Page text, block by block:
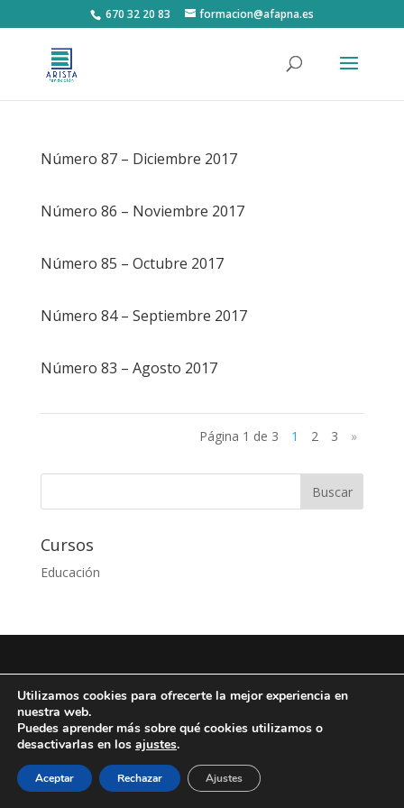
670 32 20 83 formacion@afapna.es
Número 87 – Diciembre 2017
Número 86 – Noviembre 2017
Número 85 – Octubre 2017
Número 84 – Septiembre 2017
Número 83 – Agosto 2017
Página 1 de 3 1 2 3 »
Cursos
Educación
Fundación Arista -Aviso Legal- Política de
privacidad-Política de Cookies
Utilizamos cookies para ofrecerte la mejor experiencia en
nuestra web.
Puedes aprender más sobre qué cookies utilizamos o
desactivarlas en los ajustes.
Aceptar Rechazar Ajustes